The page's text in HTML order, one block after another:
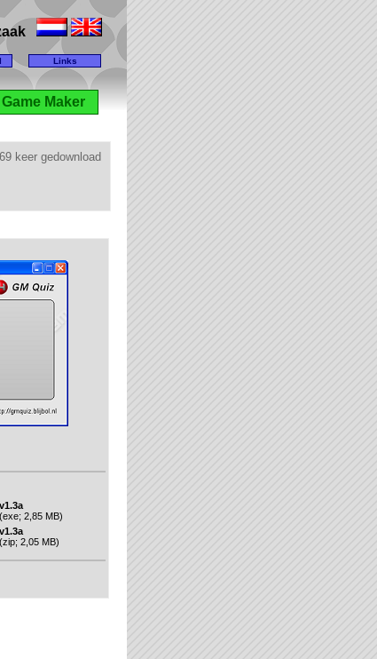
Links
Game Maker
keer gedownload
v1.3a
(exe; 2,85 MB)
v1.3a
(zip; 2,05 MB)